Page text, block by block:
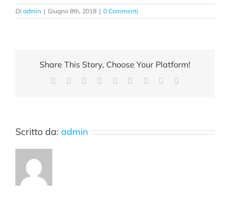
Di admin | Giugno 8th, 2018 | 0 Commenti
Share This Story, Choose Your Platform!
Facebook Reddit LinkedInWhatsApp
TumblrPinterest
Scritto da: admin